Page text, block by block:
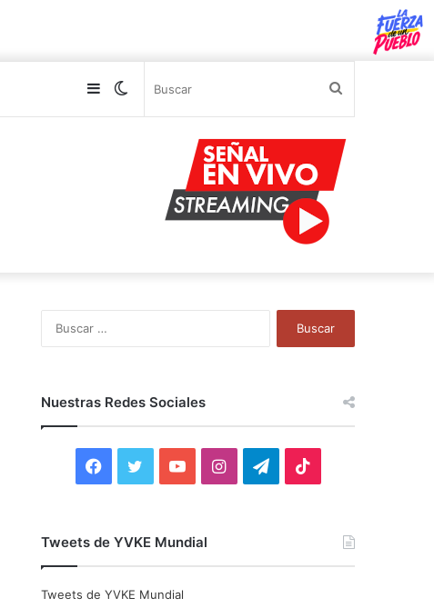
Switch
Sidebar
Nuestras Redes Sociales
F
c
i
Y
u
I
T
Tweets de YVKE Mundial
Tweets de YVKE Mundial